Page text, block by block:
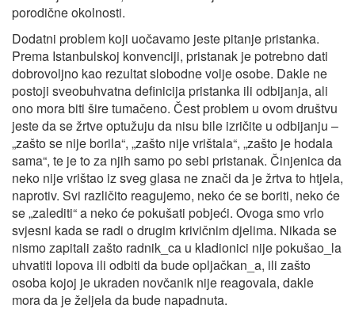
porodične okolnosti.
Dodatni problem koji uočavamo jeste pitanje pristanka.
Prema Istanbulskoj konvenciji, pristanak je potrebno dati
dobrovoljno kao rezultat slobodne volje osobe. Dakle ne
postoji sveobuhvatna definicija pristanka ili odbijanja, ali
ono mora biti šire tumačeno. Čest problem u ovom društvu
jeste da se žrtve optužuju da nisu bile izričite u odbijanju –
„zašto se nije borila“, „zašto nije vrištala“, „zašto je hodala
sama“, te je to za njih samo po sebi pristanak. Činjenica da
neko nije vrištao iz sveg glasa ne znači da je žrtva to htjela,
naprotiv. Svi različito reagujemo, neko će se boriti, neko će
se „zalediti“ a neko će pokušati pobjeći. Ovoga smo vrlo
svjesni kada se radi o drugim krivičnim djelima. Nikada se
nismo zapitali zašto radnik_ca u kladionici nije pokušao_la
uhvatiti lopova ili odbiti da bude opljačkan_a, ili zašto
osoba kojoj je ukraden novčanik nije reagovala, dakle
mora da je željela da bude napadnuta.